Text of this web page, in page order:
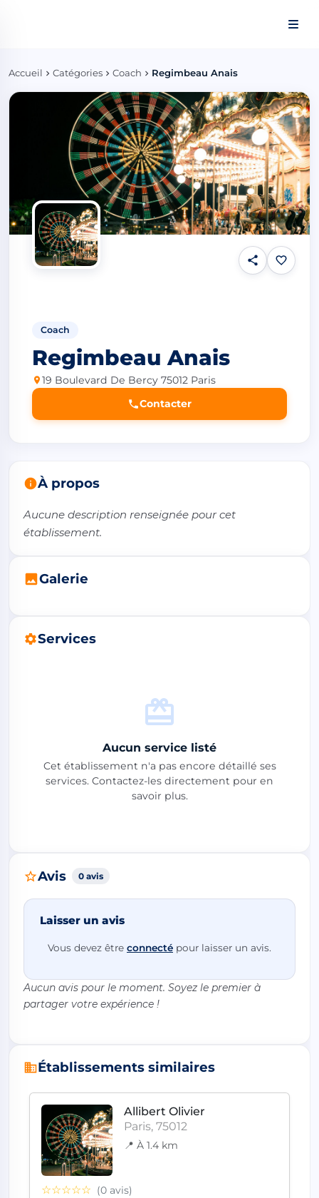
Accueil Catégories Coach Regimbeau Anais
Coach
Regimbeau Anais
19 Boulevard De Bercy 75012 Paris
Contacter
À propos
Aucune description renseignée pour cet
établissement.
Galerie
Services
Aucun service listé
Cet établissement n'a pas encore détaillé ses
services. Contactez-les directement pour en
savoir plus.
Avis 0 avis
Laisser un avis
Vous devez être connecté pour laisser un avis.
Aucun avis pour le moment. Soyez le premier à
partager votre expérience !
Établissements similaires
Allibert Olivier
Paris, 75012
📍 À 1.4 km
☆☆☆☆☆ (0 avis)